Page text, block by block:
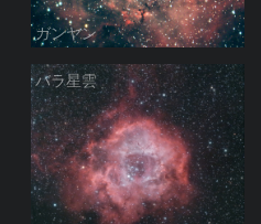
ガンヤン
バラ星雲